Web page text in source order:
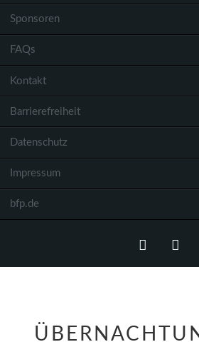
Sponsoren
FAQs
Kontakt
Barrierefreiheit
Datenschutz
Impressum
bfp.de